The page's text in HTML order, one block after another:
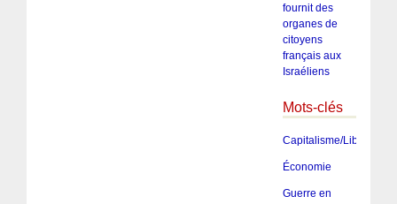
fournit des
organes de
citoyens
français aux
Israéliens
Mots-clés
Capitalisme/
Économie
Guerre en